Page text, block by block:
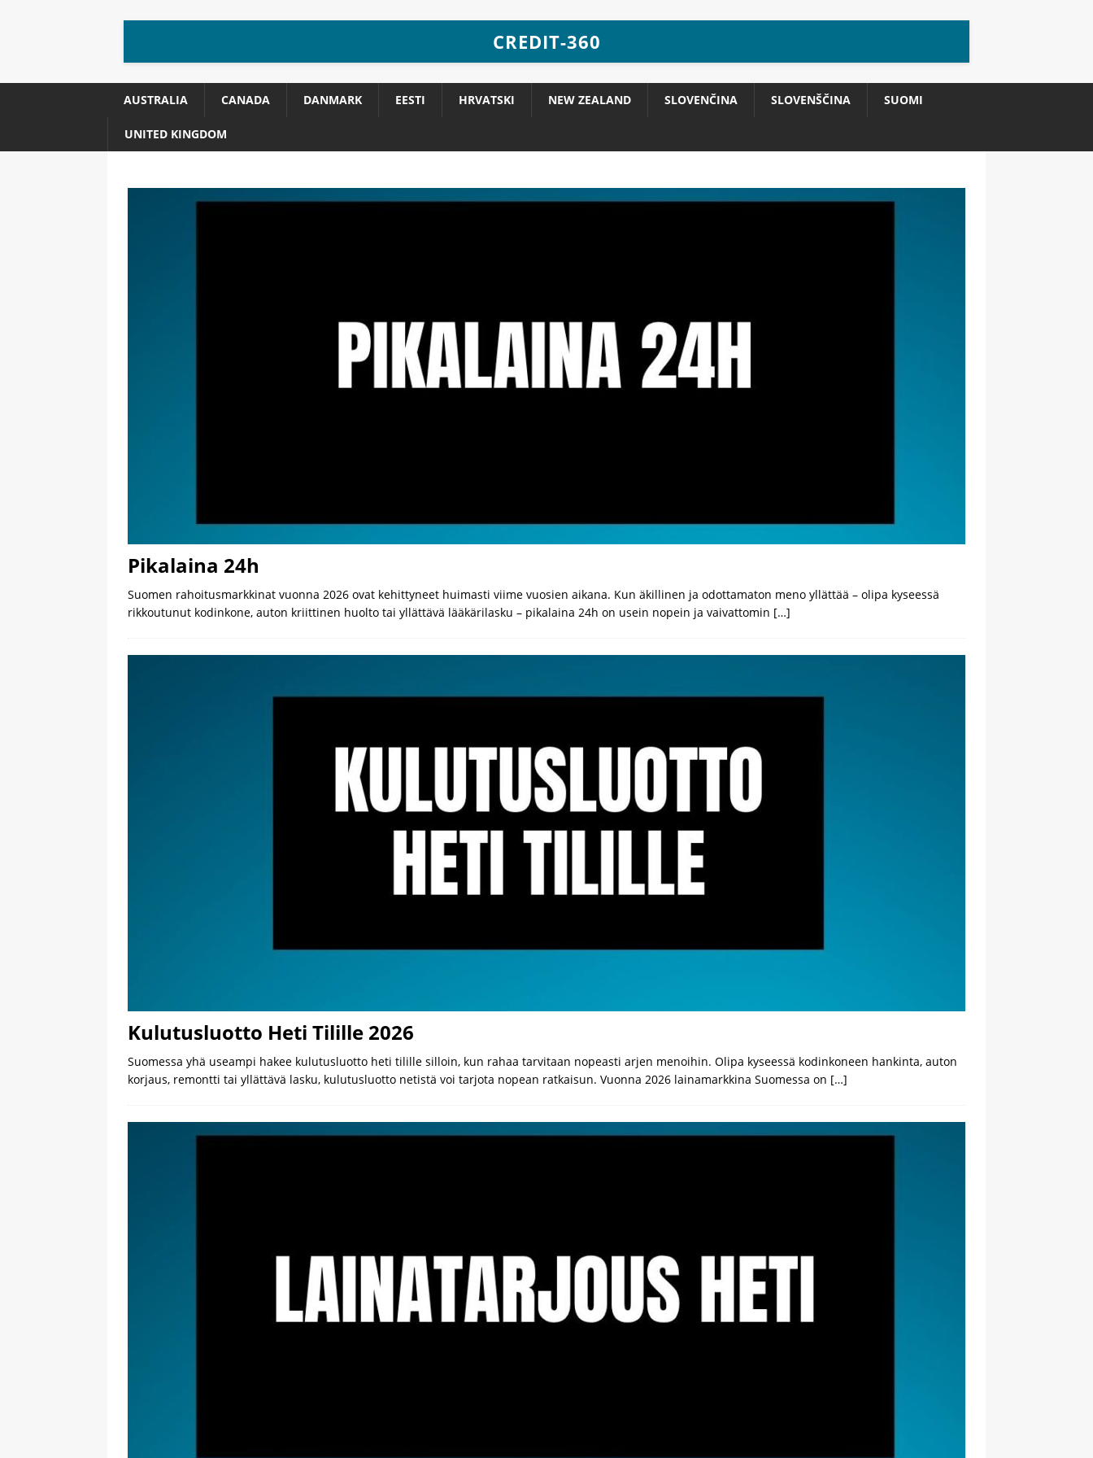
CREDIT-360
AUSTRALIA CANADA DANMARK EESTI HRVATSKI NEW ZEALAND SLOVENČINA SLOVENŠČINA SUOMI
UNITED KINGDOM
Pikalaina 24h
Suomen rahoitusmarkkinat vuonna 2026 ovat kehittyneet huimasti viime vuosien aikana. Kun äkillinen ja odottamaton meno yllättää – olipa kyseessä
rikkoutunut kodinkone, auton kriittinen huolto tai yllättävä lääkärilasku – pikalaina 24h on usein nopein ja vaivattomin […]
Kulutusluotto Heti Tilille 2026
Suomessa yhä useampi hakee kulutusluotto heti tilille silloin, kun rahaa tarvitaan nopeasti arjen menoihin. Olipa kyseessä kodinkoneen hankinta, auton
korjaus, remontti tai yllättävä lasku, kulutusluotto netistä voi tarjota nopean ratkaisun. Vuonna 2026 lainamarkkina Suomessa on […]